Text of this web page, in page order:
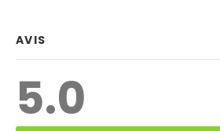
AVIS
5.0